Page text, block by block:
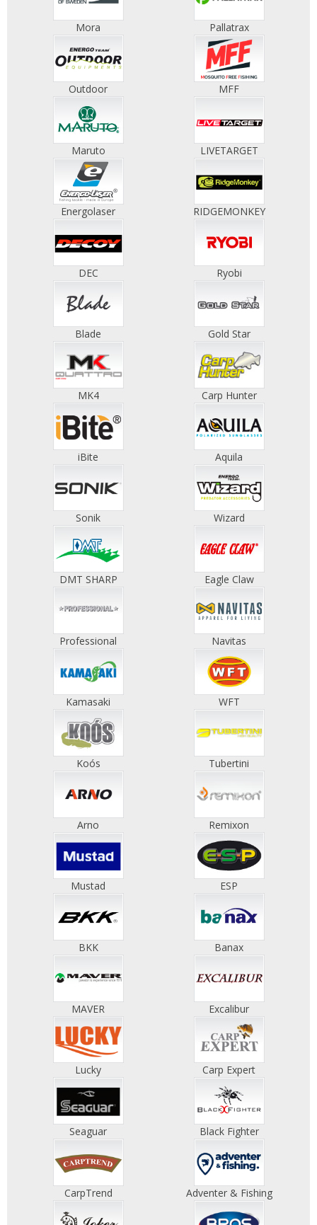
Mora Pallatrax
Outdoor MFF
Maruto LIVETARGET
Energolaser RIDGEMONKEY
DEC Ryobi
Blade Gold Star
MK4 Carp Hunter
iBite Aquila
Sonik Wizard
DMT SHARP Eagle Claw
Professional Navitas
Kamasaki WFT
Koós Tubertini
Arno Remixon
Mustad ESP
BKK Banax
MAVER Excalibur
Lucky Carp Expert
Seaguar Black Fighter
CarpTrend Adventer & Fishing